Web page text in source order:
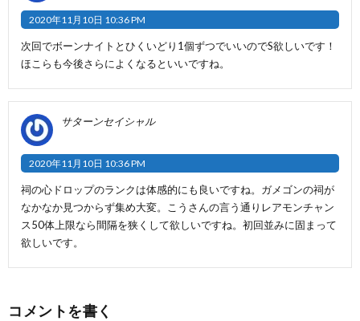
2020年11月10日 10:36 PM
次回でボーンナイトとひくいどり1個ずつでいいのでS欲しいです！
ほこらも今後さらによくなるといいですね。
サターンセイシャル
2020年11月10日 10:36 PM
祠の心ドロップのランクは体感的にも良いですね。ガメゴンの祠が
なかなか見つからず集め大変。こうさんの言う通りレアモンチャン
ス50体上限なら間隔を狭くして欲しいですね。初回並みに固まって
欲しいです。
コメントを書く